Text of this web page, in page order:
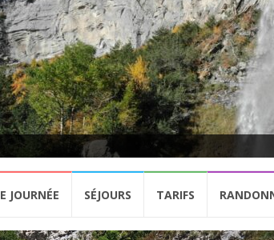
JOURNÉE SÉJOURS TARIFS